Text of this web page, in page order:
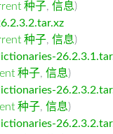
种子, 信息)
种子, 信息)
种子, 信息)
种子, 信息)